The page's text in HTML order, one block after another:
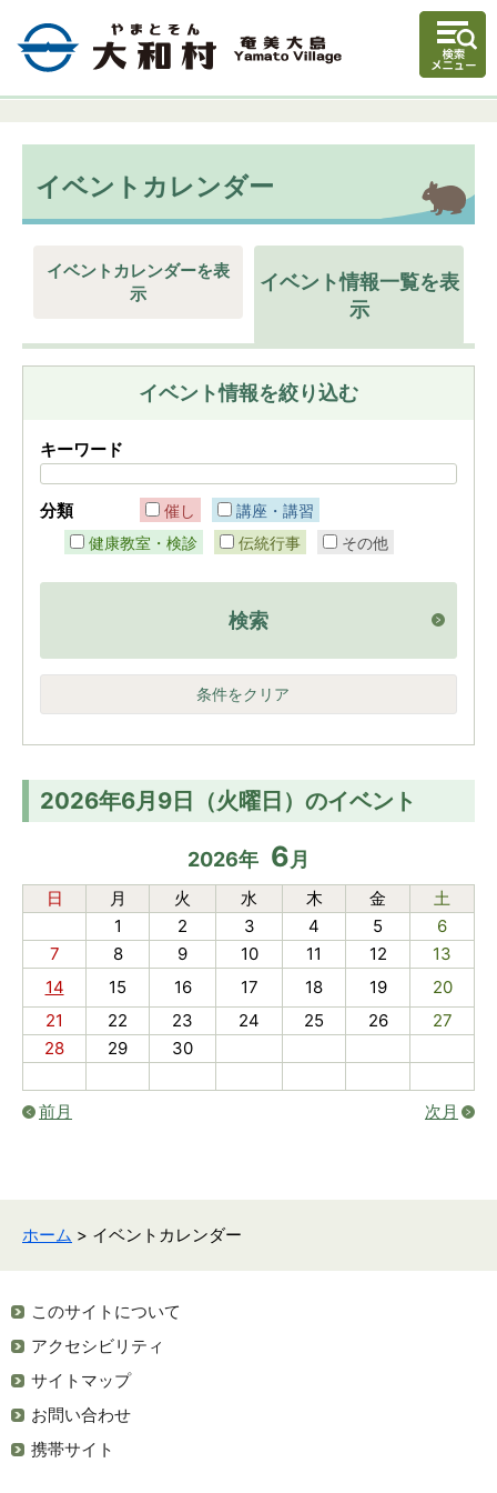
イベントカレンダー
イベントカレンダーを表
示
イベント情報一覧を表
示
イベント情報を絞り込む
キーワード
分類 催し
講座・講習
健康教室・検診
伝統行事 その他
検索
条件をクリア
2026年6月9日（火曜日）のイベント
2026年 6月
日 月 火 水 木 金
土
1
2 3 4 5
6
7
8 9 10 11 12
13
14
15 16 17 18 19
20
21
22 23 24 25 26
27
28
29 30
前月 次月
ホーム > イベントカレンダー
このサイトについて
アクセシビリティ
サイトマップ
お問い合わせ
携帯サイト